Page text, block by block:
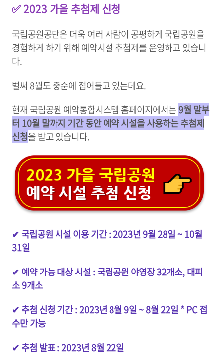
✅ 2023 가을 추첨제 신청
국립공원공단은 더욱 여러 사람이 공평하게 국립공원을
경험하게 하기 위해 예약시설 추첨제를 운영하고 있습니
다.
벌써 8월도 중순에 접어들고 있는데요.
현재 국립공원 예약통합시스템 홈페이지에서는9월 말부
터 10월 말까지 기간 동안 예약 시설을 사용하는 추첨제
신청을 받고 있습니다.
✔ 국립공원 시설 이용 기간 : 2023년 9월 28일 ~ 10월
31일
✔ 예약 가능 대상 시설 : 국립공원 야영장 32개소, 대피
소 9개소
✔ 추첨 신청 기간 : 2023년 8월 9일 ~ 8월 22일 * PC 접
수만 가능
✔ 추첨 발표 : 2023년 8월 22일